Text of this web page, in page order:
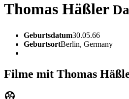
Thomas Häßler
Geburtsdatum30.05.66
GeburtsortBerlin, Germany
Filme mit Thomas